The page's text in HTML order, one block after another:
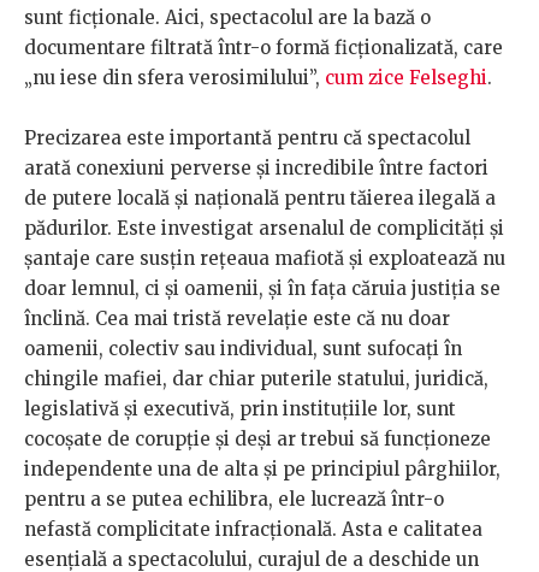
sunt ficționale. Aici, spectacolul are la bază o
documentare filtrată într-o formă ficționalizată, care
„nu iese din sfera verosimilului”, cum zice Felseghi.
Precizarea este importantă pentru că spectacolul
arată conexiuni perverse și incredibile între factori
de putere locală și națională pentru tăierea ilegală a
pădurilor. Este investigat arsenalul de complicități și
șantaje care susțin rețeaua mafiotă și exploatează nu
doar lemnul, ci și oamenii, și în fața căruia justiția se
înclină. Cea mai tristă revelație este că nu doar
oamenii, colectiv sau individual, sunt sufocați în
chingile mafiei, dar chiar puterile statului, juridică,
legislativă și executivă, prin instituțiile lor, sunt
cocoșate de corupție și deși ar trebui să funcționeze
independente una de alta și pe principiul pârghiilor,
pentru a se putea echilibra, ele lucrează într-o
nefastă complicitate infracțională. Asta e calitatea
esențială a spectacolului, curajul de a deschide un